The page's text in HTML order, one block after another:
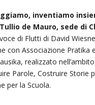
inventiamo
de Mauro, sede di
di Flutti di David
con Associazione Pratika e
realizzato
Parole, Costruire Storie
per la Scuola.